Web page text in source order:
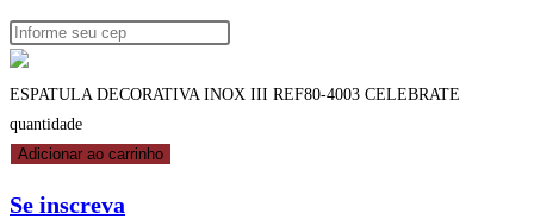
ESPATULA DECORATIVA INOX III REF80-4003 CELEBRATE
quantidade
Adicionar ao carrinho
Se inscreva